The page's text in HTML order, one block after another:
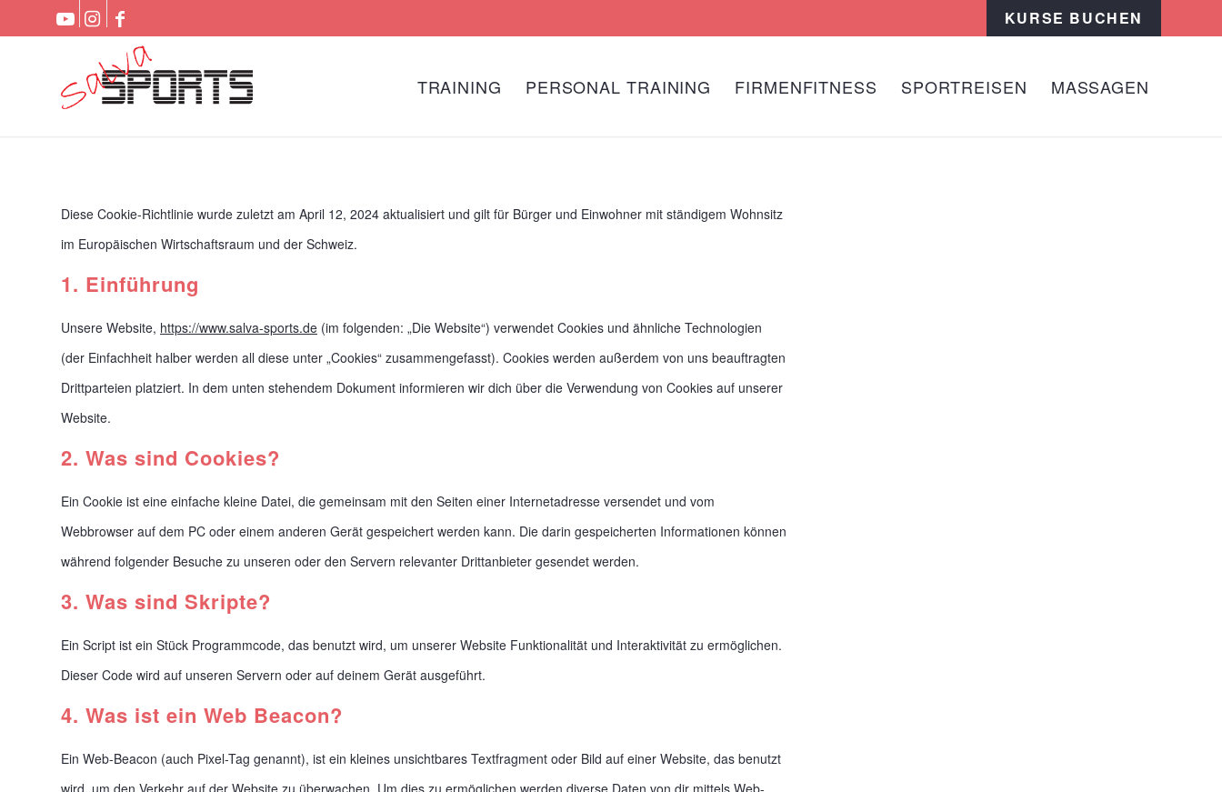
KURSE BUCHEN
TRAINING PERSONAL TRAINING FIRMENFITNESS SPORTREISEN MASSAGEN
Diese Cookie-Richtlinie wurde zuletzt am April 12, 2024 aktualisiert und gilt für Bürger und Einwohner mit ständigem Wohnsitz
im Europäischen Wirtschaftsraum und der Schweiz.
1. Einführung
Unsere Website, https://www.salva-sports.de (im folgenden: „Die Website“) verwendet Cookies und ähnliche Technologien
(der Einfachheit halber werden all diese unter „Cookies“ zusammengefasst). Cookies werden außerdem von uns beauftragten
Drittparteien platziert. In dem unten stehendem Dokument informieren wir dich über die Verwendung von Cookies auf unserer
Website.
2. Was sind Cookies?
Ein Cookie ist eine einfache kleine Datei, die gemeinsam mit den Seiten einer Internetadresse versendet und vom
Webbrowser auf dem PC oder einem anderen Gerät gespeichert werden kann. Die darin gespeicherten Informationen können
während folgender Besuche zu unseren oder den Servern relevanter Drittanbieter gesendet werden.
3. Was sind Skripte?
Ein Script ist ein Stück Programmcode, das benutzt wird, um unserer Website Funktionalität und Interaktivität zu ermöglichen.
Dieser Code wird auf unseren Servern oder auf deinem Gerät ausgeführt.
4. Was ist ein Web Beacon?
Ein Web-Beacon (auch Pixel-Tag genannt), ist ein kleines unsichtbares Textfragment oder Bild auf einer Website, das benutzt
wird, um den Verkehr auf der Website zu überwachen. Um dies zu ermöglichen werden diverse Daten von dir mittels Web-